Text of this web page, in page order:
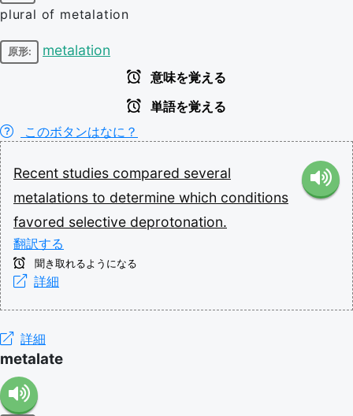
plural of metalation
原形: metalation
意味を覚える
単語を覚える
このボタンはなに？
Recent studies compared several
metalations to determine which conditions
favored selective deprotonation.
翻訳する
聞き取れるようになる
詳細
詳細
metalate